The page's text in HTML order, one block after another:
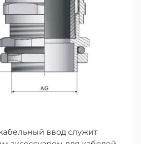
ввод служит